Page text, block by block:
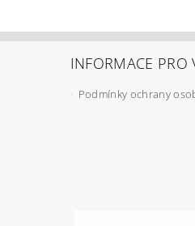
INFORMACE PRO
Podmínky ochrany